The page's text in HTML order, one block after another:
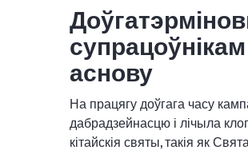
аснову
На працягу доўгага часу
дабрадзейнасцю і лічыла
кітайскія святы, такія як